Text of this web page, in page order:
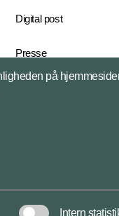
Digital post
Presse
på
Intern